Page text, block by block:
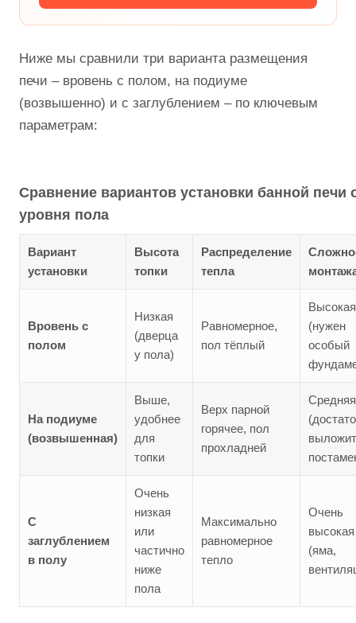
Ниже мы сравнили три варианта размещения
печи – вровень с полом, на подиуме
(возвышенно) и с заглублением – по ключевым
параметрам:
Сравнение вариантов установки банной печи
уровня пола
Вариант
установки
Высота
топки
Распределение
тепла
Вровень с
полом
Низкая
(дверца
у пола)
Равномерное,
пол тёплый
Высокая
(нужен
особый
На подиуме
(возвышенная)
Выше,
удобнее
для
топки
Верх парной
горячее, пол
прохладней
Средняя
С
заглублением
в полу
Очень
низкая
или
частично
ниже
пола
Максимально
равномерное
тепло
Очень
высокая
(яма,